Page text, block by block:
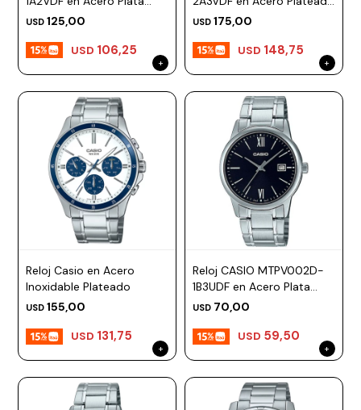
Esfera 39mm
USD 125,00
USD 106,25
Esfera 44mm
USD 175,00
USD 148,75
Reloj Casio en Acero
Inoxidable Plateado
USD 155,00
USD 131,75
Reloj CASIO MTPV002D-
1B3UDF en Acero Plata
Esfera 44mm
USD 70,00
USD 59,50